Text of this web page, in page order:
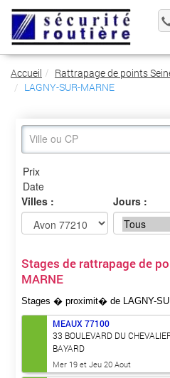
Accueil
Rattrapage de points
LAGNY-SUR-MARNE
Villes : Jours :
Stages de rattrapage de
MARNE
Stages � proximit� de LAGNY-
MEAUX 77100
33 BOULEVARD DU
BAYARD
Mer 19 et Jeu 20 Aout